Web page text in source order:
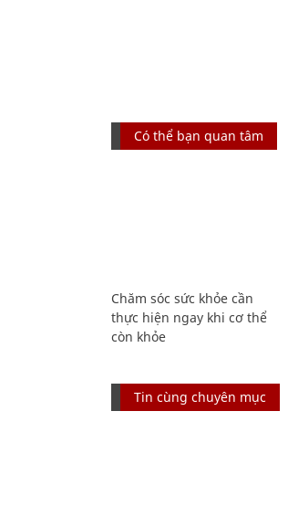
Có thể bạn quan tâm
Chăm sóc sức khỏe cần
thực hiện ngay khi cơ thể
còn khỏe
Tin cùng chuyên mục